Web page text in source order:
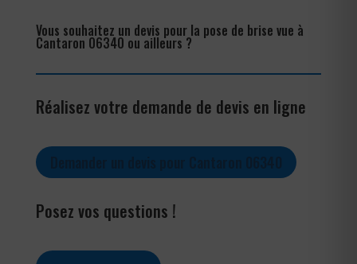
Vous souhaitez un devis pour la pose de brise vue à
Cantaron 06340 ou ailleurs ?
Réalisez votre demande de devis en ligne
Posez vos questions !